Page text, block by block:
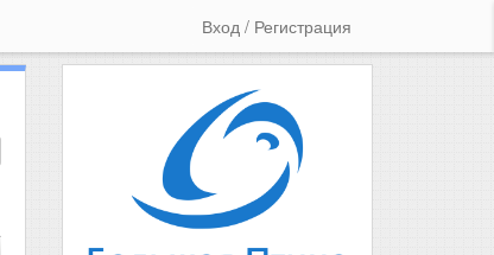
Вход / Регистрация